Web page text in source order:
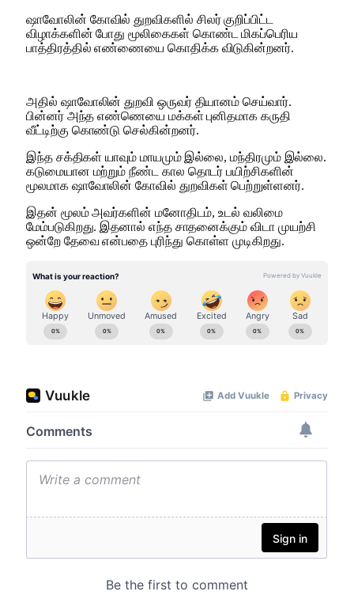
ஷாவோலின் கோவில் துறவிகளில் சிலர் குறிப்பிட்ட
விழாக்களின் போது மூலிகைகள் கொண்ட மிகப்பெரிய
பாத்திரத்தில் எண்ணையை கொதிக்க விடுகின்றனர்.
அதில் ஷாவோலின் துறவி ஒருவர் தியானம் செய்வார்.
பின்னர் அந்த எண்ணெயை மக்கள் புனிதமாக கருதி
வீட்டிற்கு கொண்டு செல்கின்றனர்.
இந்த சக்திகள் யாவும் மாயமும் இல்லை, மந்திரமும் இல்லை.
கடுமையான மற்றும் நீண்ட கால தொடர் பயிற்சிகளின்
மூலமாக ஷாவோலின் கோவில் துறவிகள் பெற்றுள்ளனர்.
இதன் மூலம் அவர்களின் மனோதிடம், உடல் வலிமை
மேம்படுகிறது. இதனால் எந்த சாதனைக்கும் விடா முயற்சி
ஒன்றே தேவை என்பதை புரிந்து கொள்ள முடிகிறது.